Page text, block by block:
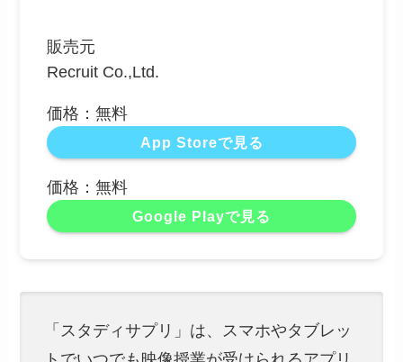
販売元
Recruit Co.,Ltd.
価格：無料
App Storeで見る
価格：無料
Google Playで見る
「スタディサプリ」は、スマホやタブレッ